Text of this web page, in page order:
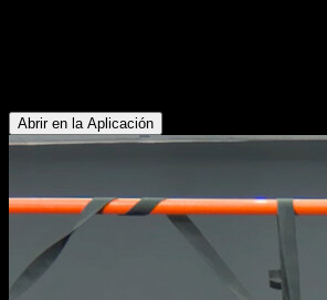
Abrir en la Aplicación